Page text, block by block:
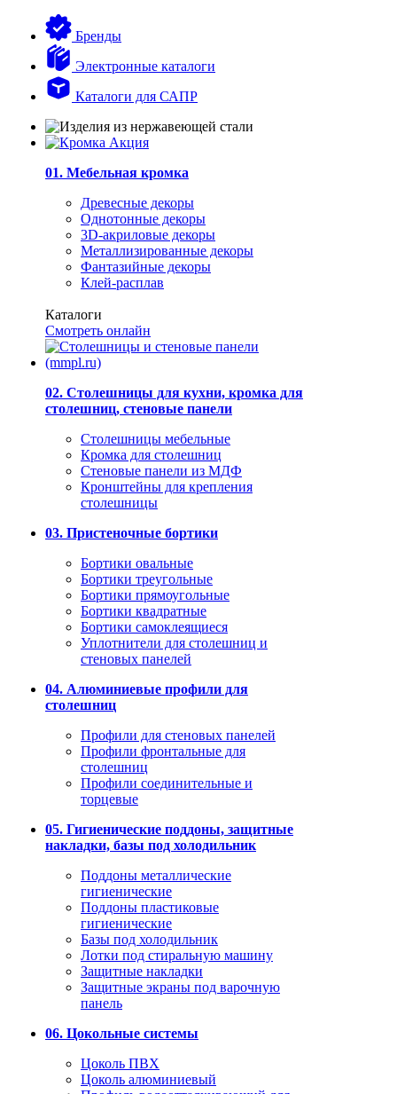
Бренды
Электронные каталоги
Каталоги для САПР
01. Мебельная кромка
Древесные декоры
Однотонные декоры
3D-акриловые декоры
Металлизированные декоры
Фантазийные декоры
Клей-расплав
Каталоги
Смотреть онлайн
02. Столешницы для кухни, кромка для
столешниц, стеновые панели
Столешницы мебельные
Кромка для столешниц
Стеновые панели из МДФ
Кронштейны для крепления
столешницы
03. Пристеночные бортики
Бортики овальные
Бортики треугольные
Бортики прямоугольные
Бортики квадратные
Бортики самоклеящиеся
Уплотнители для столешниц и
стеновых панелей
04. Алюминиевые профили для
столешниц
Профили для стеновых панелей
Профили фронтальные для
столешниц
Профили соединительные и
торцевые
05. Гигиенические поддоны, защитные
накладки, базы под холодильник
Поддоны металлические
гигиенические
Поддоны пластиковые
гигиенические
Базы под холодильник
Лотки под стиральную машину
Защитные накладки
Защитные экраны под варочную
панель
06. Цокольные системы
Цоколь ПВХ
Цоколь алюминиевый